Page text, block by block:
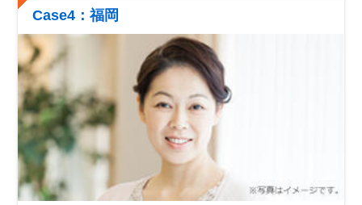
Case4：福岡